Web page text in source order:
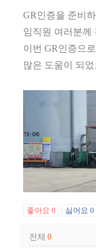
GR인증을 준비
임직원 여러분께
이번 GR인증으
많은 도움이 되
좋아요 0 싫어요 0
전체 0